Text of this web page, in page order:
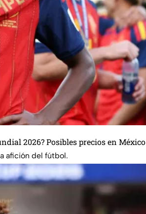
2026? Posibles precios en México
afición del fútbol.